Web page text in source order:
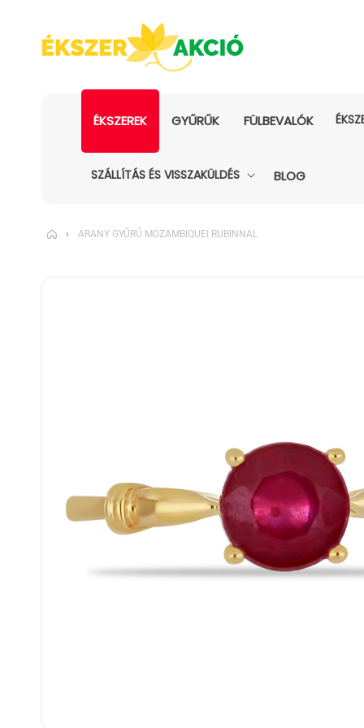
ÉKSZEREK GYŰRŰK FÜLBEVALÓK
SZÁLLÍTÁS ÉS VISSZAKÜLDÉS BLOG
› ARANY GYŰRŰ MOZAMBIQUEI RUBINNAL